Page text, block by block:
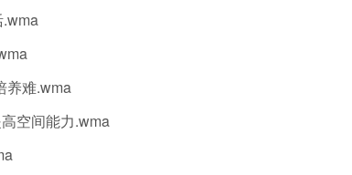
养难.wma
空间能力.wma